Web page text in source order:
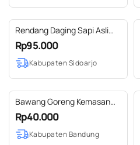
Rendang Daging Sapi Asli
Padang 250 gram (Halal MUI
BPOM) - Mamaks
Rp95.000
Kabupaten Sidoarjo
Bawang Goreng Kemasan
Pouch 100 Gr
Rp40.000
Kabupaten Bandung